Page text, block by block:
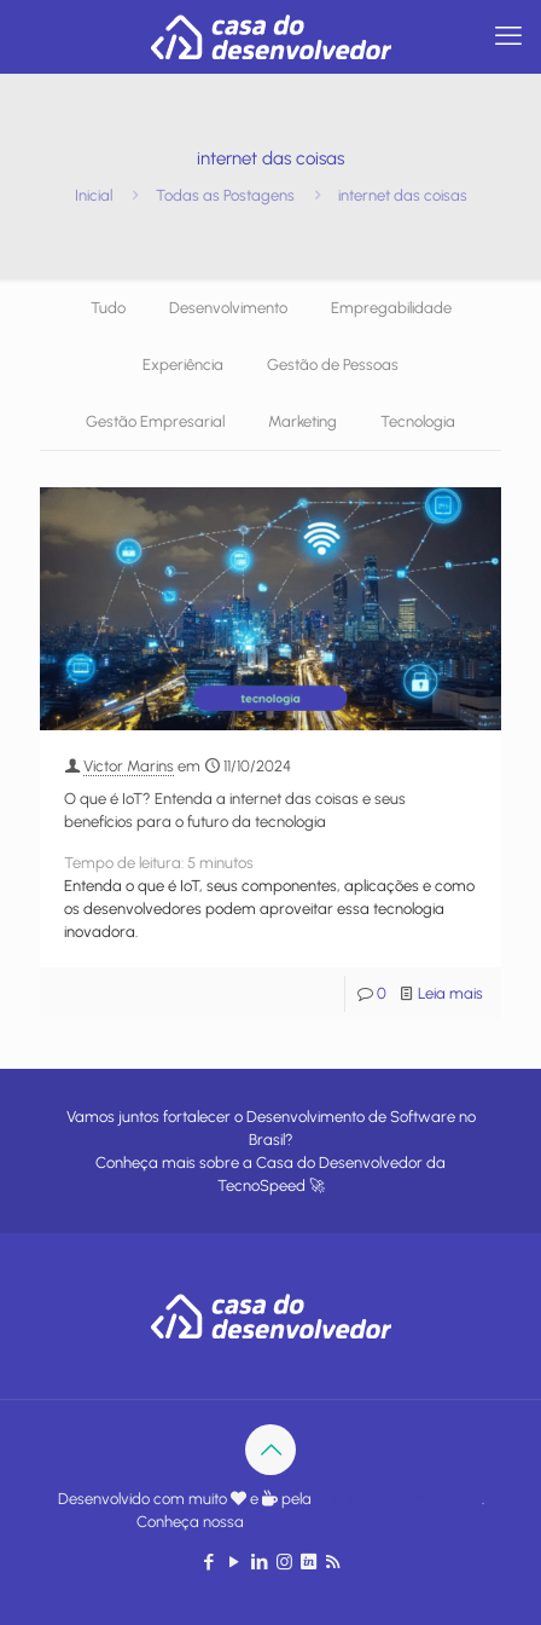
internet das coisas
Inicial Todas as Postagens internet das coisas
Tudo Desenvolvimento Empregabilidade
Experiência Gestão de Pessoas
Gestão Empresarial Marketing Tecnologia
Victor Marins em
11/10/2024
O que é IoT? Entenda a internet das coisas e seus
benefícios para o futuro da tecnologia
Tempo de leitura: 5 minutos
Entenda o que é IoT, seus componentes, aplicações e como
os desenvolvedores podem aproveitar essa tecnologia
inovadora.
0 Leia mais
Vamos juntos fortalecer o Desenvolvimento de Software no
Brasil?
Conheça mais sobre a Casa do Desenvolvedor da
TecnoSpeed 🚀
Desenvolvido com muito e pela
.
Conheça nossa